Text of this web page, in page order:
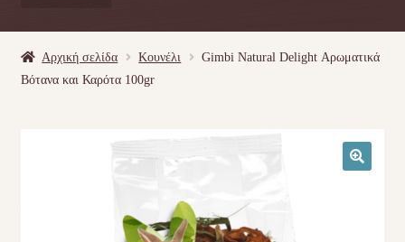
Αρχική σελίδα Κουνέλι
Gimbi Natural Delight Αρωματικά
Βότανα και Καρότα 100gr